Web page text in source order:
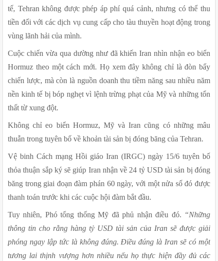
tế, Tehran không được phép áp phí quá cảnh, nhưng có thể thu
tiền đối với các dịch vụ cung cấp cho tàu thuyền hoạt động trong
vùng lãnh hải của mình.
Cuộc chiến vừa qua dường như đã khiến Iran nhìn nhận eo biển
Hormuz theo một cách mới. Họ xem đây không chỉ là đòn bẩy
chiến lược, mà còn là nguồn doanh thu tiềm năng sau nhiều năm
nền kinh tế bị bóp nghẹt vì lệnh trừng phạt của Mỹ và những tổn
thất từ xung đột.
Không chỉ eo biển Hormuz, Mỹ và Iran cũng có những mâu
thuẫn trong tuyên bố về khoản tài sản bị đóng băng của Tehran.
Vệ binh Cách mạng Hồi giáo Iran (IRGC) ngày 15/6 tuyên bố
thỏa thuận sắp ký sẽ giúp Iran nhận về 24 tỷ USD tài sản bị đóng
băng trong giai đoạn đàm phán 60 ngày, với một nửa số đó được
thanh toán trước khi các cuộc hội đàm bắt đầu.
Tuy nhiên, Phó tổng thống Mỹ đã phủ nhận điều đó. “Những
thông tin cho rằng hàng tỷ USD tài sản của Iran sẽ được giải
phóng ngay lập tức là không đúng. Điều đúng là Iran sẽ có một
tương lai thịnh vượng hơn nhiều nếu họ thực hiện đầy đủ các